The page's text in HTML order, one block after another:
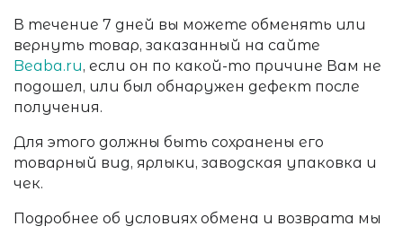
В течение 7 дней вы можете обменять или
вернуть товар, заказанный на сайте
Beaba.ru, если он по какой-то причине Вам не
подошел, или был обнаружен дефект после
получения.
Для этого должны быть сохранены его
товарный вид, ярлыки, заводская упаковка и
чек.
Подробнее об условиях обмена и возврата мы